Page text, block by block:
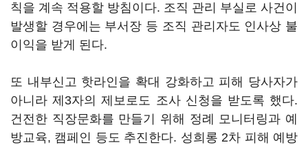
칙을 계속 적용할 방침이다. 조직 관리 부실로 사건이
발생할 경우에는 부서장 등 조직 관리자도 인사상 불
이익을 받게 된다.
또 내부신고 핫라인을 확대 강화하고 피해 당사자가
아니라 제3자의 제보로도 조사 신청을 받도록 했다.
건전한 직장문화를 만들기 위해 정례 모니터링과 예
방교육, 캠페인 등도 추진한다. 성희롱 2차 피해 예방